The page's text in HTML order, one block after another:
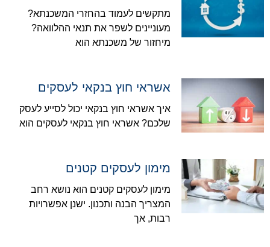
מתקשים לעמוד בהחזרי המשכנתא?
מעוניינים לשפר את תנאי ההלוואה?
מיחזור של משכנתא הוא
אשראי חוץ בנקאי לעסקים
איך אשראי חוץ בנקאי יכול לסייע לעסק
שלכם? אשראי חוץ בנקאי לעסקים הוא
מימון לעסקים קטנים
מימון לעסקים קטנים הוא נושא רחב
המצריך הבנה ותכנון. ישנן אפשרויות
רבות, אך